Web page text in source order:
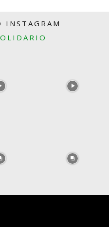
INSTAGRAM